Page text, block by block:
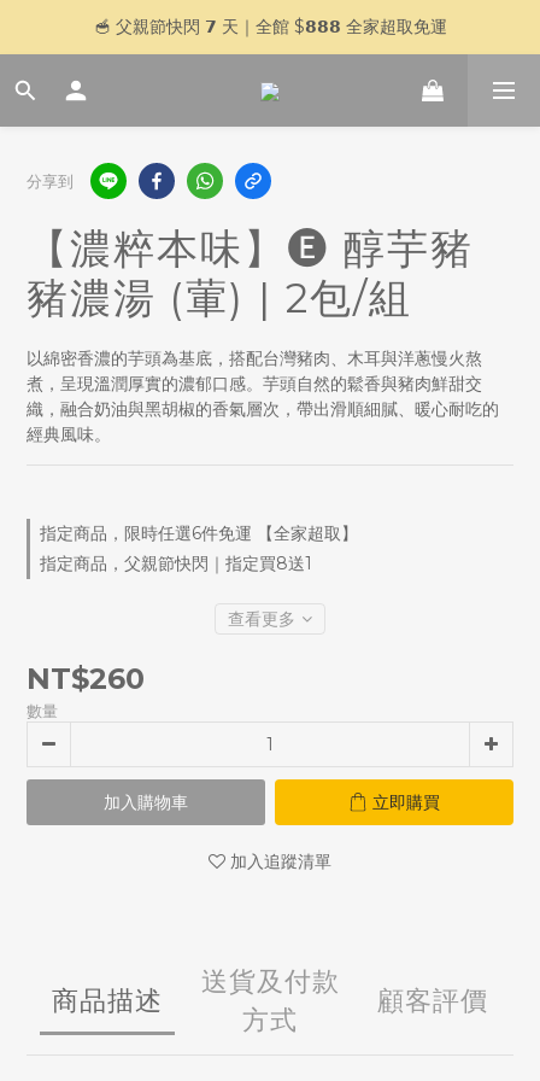
🥣 父親節快閃 𝟳 天｜全館 $𝟴𝟴𝟴 全家超取免運
登入官網會員，贈＄𝟱𝟬 購物金
加入 LINE 好友，傳訊「好想喝湯」再贈＄𝟱𝟬 購物金
分享到
【濃粹本味】🅔 醇芋豬
豬濃湯 (葷) | 2包/組
以綿密香濃的芋頭為基底，搭配台灣豬肉、木耳與洋蔥慢火熬
煮，呈現溫潤厚實的濃郁口感。芋頭自然的鬆香與豬肉鮮甜交
織，融合奶油與黑胡椒的香氣層次，帶出滑順細膩、暖心耐吃的
經典風味。
指定商品，限時任選6件免運 【全家超取】
指定商品，父親節快閃｜指定買8送1
查看更多
NT$260
數量
加入購物車 立即購買
加入追蹤清單
商品描述
送貨及付款
方式
顧客評價